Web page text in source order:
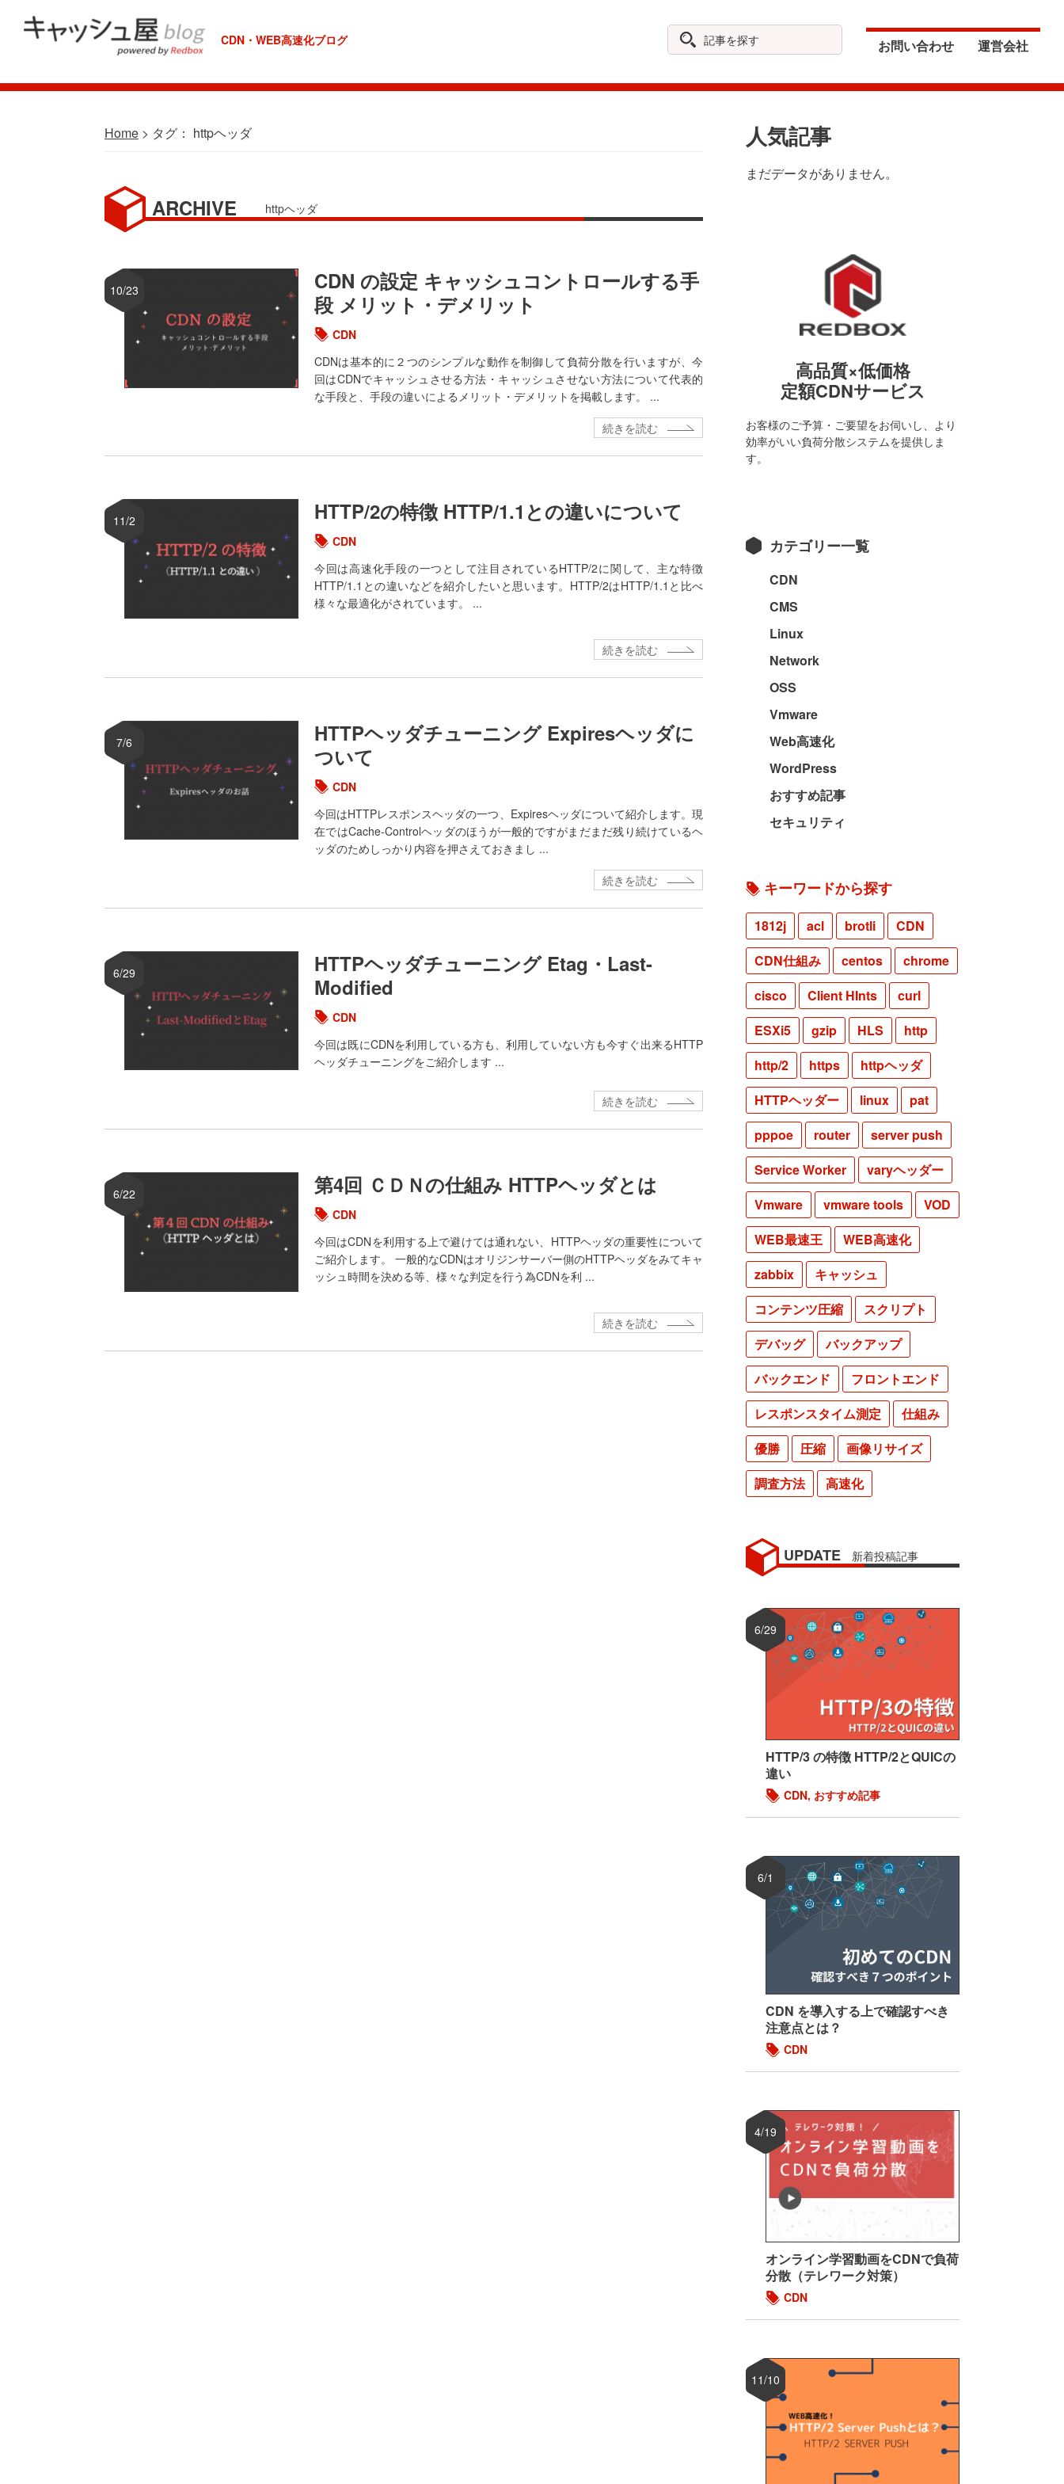
navigation
content
sidebar
REDBOX CDN・WEB高速化ブログ
記
事
を
お問い合わせ 運営会社
Home > タグ： httpヘッダ
httpヘッダ
CDN の設定 キャッシュコントロールする手
段 メリット・デメリット
10/23
CDN
CDNは基本的に２つのシンプルな動作を制御して負荷分散を行いますが、今
回はCDNでキャッシュさせる方法・キャッシュさせない方法について代表的
な手段と、手段の違いによるメリット・デメリットを掲載します。 ...
続きを読む
HTTP/2の特徴 HTTP/1.1との違いについて
11/2
CDN
今回は高速化手段の一つとして注目されているHTTP/2に関して、主な特徴
HTTP/1.1との違いなどを紹介したいと思います。HTTP/2はHTTP/1.1と比べ
様々な最適化がされています。 ...
続きを読む
HTTPヘッダチューニング Expiresヘッダに
ついて
7/6
CDN
今回はHTTPレスポンスヘッダの一つ、Expiresヘッダについて紹介します。現
在ではCache-Controlヘッダのほうが一般的ですがまだまだ残り続けているヘ
ッダのためしっかり内容を押さえておきまし ...
続きを読む
HTTPヘッダチューニング Etag・Last-
Modified
6/29
CDN
今回は既にCDNを利用している方も、利用していない方も今すぐ出来るHTTP
ヘッダチューニングをご紹介します ...
続きを読む
第4回 ＣＤＮの仕組み HTTPヘッダとは
6/22
CDN
今回はCDNを利用する上で避けては通れない、HTTPヘッダの重要性について
ご紹介します。 一般的なCDNはオリジンサーバー側のHTTPヘッダをみてキャ
ッシュ時間を決める等、様々な判定を行う為CDNを利 ...
続きを読む
最
の
人気記事
まだデータがありません。
高品質×低価格
定額CDNサービス
お客様のご予算・ご要望をお伺いし、より
効率がいい負荷分散システムを提供しま
す。
カテゴリー一覧
CDN
CMS
Linux
Network
OSS
Vmware
Web高速化
WordPress
おすすめ記事
セキュリティ
キーワードから探す
1812j acl brotli
CDN
CDN仕組み
centos
chrome
cisco
Client HInts
curl
ESXi5
gzip HLS
http
http/2
https
httpヘッダ
HTTPヘッダー
linux
pat
pppoe
router
server push
Service Worker
varyヘッダー
Vmware
vmware tools
VOD
WEB最速王
WEB高速化
zabbix
キャッシュ
コンテンツ圧縮
スクリプト
デバッグ
バックアップ
バックエンド
フロントエンド
レスポンスタイム測定
仕組み
優勝
圧縮
画像リサイズ
調査方法
高速化
UPDATE 新着投稿記事
HTTP/3 の特徴 HTTP/2とQUICの
違い
6/29
CDN, おすすめ記事
CDN を導入する上で確認すべき
注意点とは？
6/1
CDN
オンライン学習動画をCDNで負荷
分散（テレワーク対策）
4/19
CDN
11/10